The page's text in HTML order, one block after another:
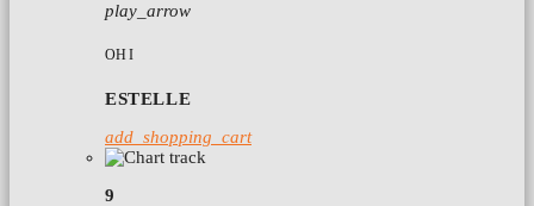
play_arrow
OH I
ESTELLE
add_shopping_cart
9